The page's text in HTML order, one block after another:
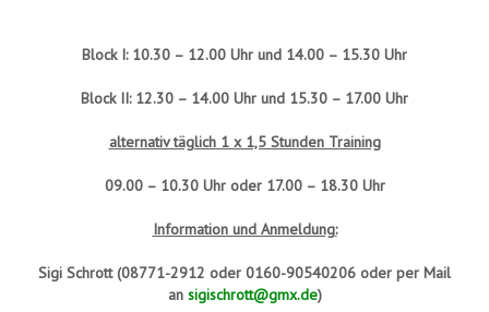
Block I: 10.30 – 12.00 Uhr und 14.00 – 15.30 Uhr
Block II: 12.30 – 14.00 Uhr und 15.30 – 17.00 Uhr
alternativ täglich 1 x 1,5 Stunden Training
09.00 – 10.30 Uhr oder 17.00 – 18.30 Uhr
Information und Anmeldung:
Sigi Schrott (08771-2912 oder 0160-90540206 oder per Mail
an sigischrott@gmx.de)